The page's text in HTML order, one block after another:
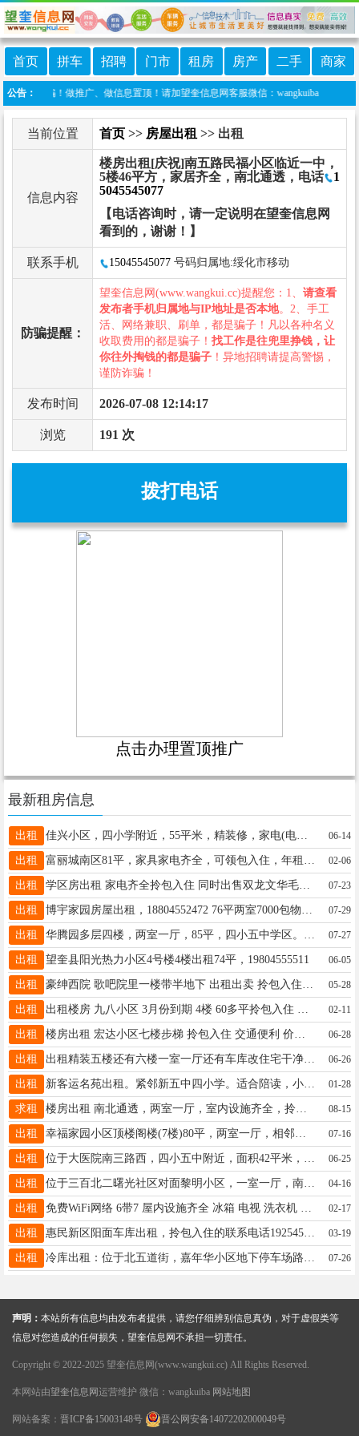
首页 拼车 招聘 门市 租房 房产 二手 商家
公告：
防诈骗！做推广、做信息置顶！请加望奎信息网客服微信：wangkuiba
当前位置 首页 >> 房屋出租 >> 出租
信息内容
楼房出租[庆祝]南五路民福小区临近一中，
5楼46平方，家居齐全，南北通透，电话
1
5045545077
【电话咨询时，请一定说明在望奎信息网
看到的，谢谢！】
联系手机 15045545077 号码归属地:绥化市移动
防骗提醒：
望奎信息网(www.wangkui.cc)提醒您：1、 请查看
发布者手机归属地与IP地址是否本地。2、手工
活、网络兼职、刷单，都是骗子！凡以各种名义
收取费用的都是骗子！ 找工作是往兜里挣钱，让
你往外掏钱的都是骗子 ！异地招聘请提高警惕，
谨防诈骗！
发布时间 2026-07-08 12:14:17
浏览 191 次
拨打电话
点击办理置顶推广
最新租房信息
出租 佳兴小区，四小学附近，55平米，精装修，家电(电视，冰箱，热水器，洗衣机)，联系电话18944556510.18501065676微信同步 06-14
出租 02-06
出租 学区房出租 家电齐全拎包入住 同时出售双龙文华毛坯 ☎️19845546067 07-23
出租 07-29
出租 07-27
出租 望奎县阳光热力小区4号楼4楼出租74平，19804555511 06-05
出租 05-28
出租 02-11
出租 06-28
出租 出租精装五楼还有六楼一室一厅还有车库改住宅干净整洁配置齐全随时入住都可短租需要的联系，还有三楼五楼六楼车库改住宅长租短租都可需要的联系加微备用 13555371567 06-26
出租 新客运名苑出租。紧邻新五中四小学。适合陪读，小平方。适合人口少的住。家电齐全，拎包入住。租金美丽。联系电话号码 13763713338.联系人李先生 01-28
求租 楼房出租 南北通透，两室一厅，室内设施齐全，拎包入住。 地址：广场路，北五街口华辉小区西栋1号楼4单元302.南走300米第三小学，第四中学。 电话：13258585953 08-15
出租 幸福家园小区顶楼阁楼(7楼)80平，两室一厅，相邻三小四中校区，体育广场，大型幼儿园等，小区物业环境好，设施齐全，拎包入住，4000一年含取暖物业，电话15304553288 07-16
出租 06-25
出租 位于三百北二曙光社区对面黎明小区，一室一厅，南北通透，采光好，不山不顶，拎包入住7000元出租18745598558 04-16
出租 02-17
出租 惠民新区阳面车库出租，拎包入住的联系电话19254566521 03-19
出租 07-26
声明： 本站所有信息均由发布者提供，请您仔细辨别信息真伪，对于虚假类等
信息对您造成的任何损失，望奎信息网不承担一切责任。
Copyright © 2022-2025 望奎信息网(www.wangkui.cc) All Rights Reserved.
本网站由望奎信息网 运营维护 微信：wangkuiba 网站地图
网站备案： 晋ICP备15003148号 晋公网安备14072202000049号